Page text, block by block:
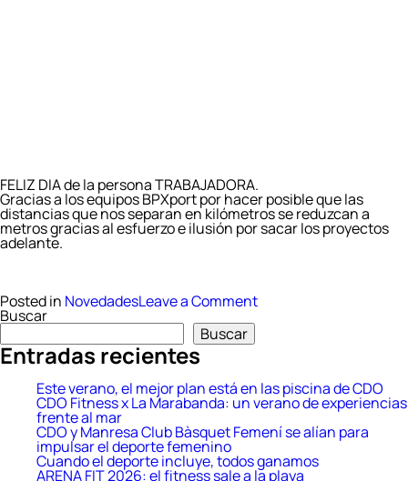
FELIZ DIA de la persona TRABAJADORA.
Gracias a los equipos BPXport por hacer posible que las
distancias que nos separan en kilómetros se reduzcan a
metros gracias al esfuerzo e ilusión por sacar los proyectos
adelante.
Posted in NovedadesLeave a Commenton
trabajadoras
Buscar
Buscar
Entradas recientes
Este verano, el mejor plan está en las piscina de CDO
CDO Fitness x La Marabanda: un verano de experiencias
frente al mar
CDO y Manresa Club Bàsquet Femení se alían para
impulsar el deporte femenino
Cuando el deporte incluye, todos ganamos
ARENA FIT 2026: el fitness sale a la playa